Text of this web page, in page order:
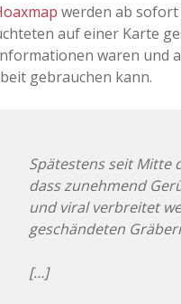
werden ab
auf einer Karte
waren und
gebrauchen kann.
Spätestens seit Mitte
dass zunehmend
und viral verbreitet
geschändeten
[…]